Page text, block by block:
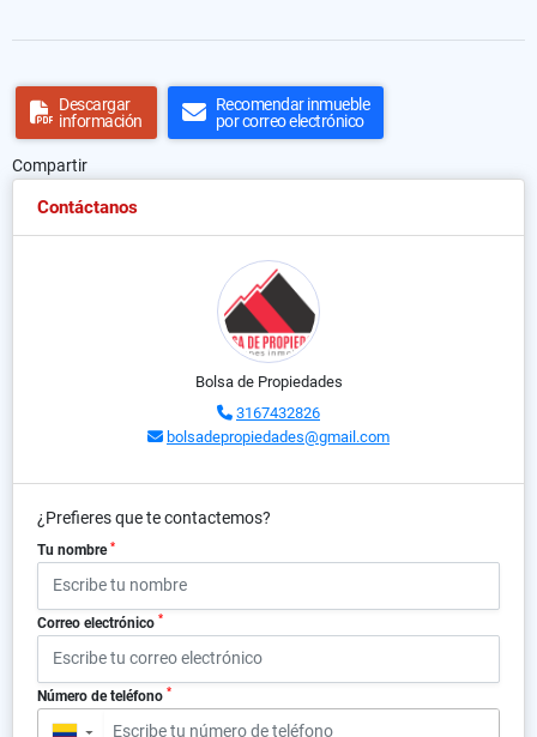
Descargar
información
Recomendar inmueble
por correo electrónico
Compartir
Contáctanos
Bolsa de Propiedades
3167432826
bolsadepropiedades@gmail.com
¿Prefieres que te contactemos?
Tu nombre *
Correo electrónico *
Número de teléfono *
▼